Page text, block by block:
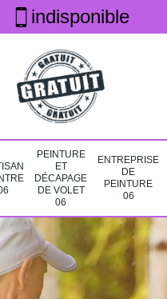
indisponible
PEINTURE
ET
DÉCAPAGE
DE VOLET
06
ENTREPRISE
DE
PEINTURE
06